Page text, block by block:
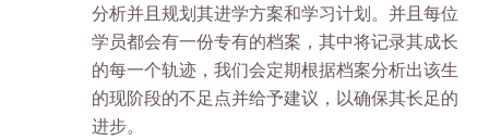
分析并且规划其进学方案和学习计划。并且每位
学员都会有一份专有的档案，其中将记录其成长
的每一个轨迹，我们会定期根据档案分析出该生
的现阶段的不足点并给予建议，以确保其长足的
进步。